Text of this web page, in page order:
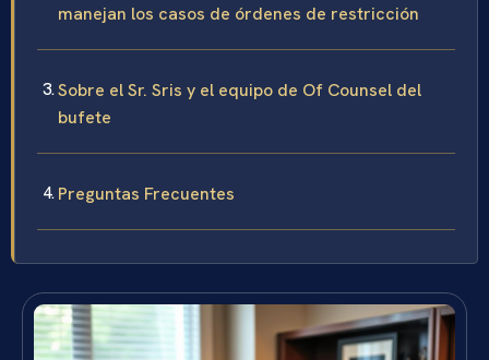
manejan los casos de órdenes de restricción
Sobre el Sr. Sris y el equipo de Of Counsel del
bufete
Preguntas Frecuentes